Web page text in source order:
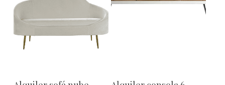
Añadir Al Carrito Añadir Al Carrito